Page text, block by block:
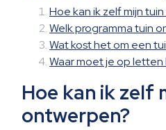
Hoe kan ik zelf mijn
Welk programma tuin
Wat kost het om een
Waar moet je op
Hoe kan ik zelf
ontwerpen?